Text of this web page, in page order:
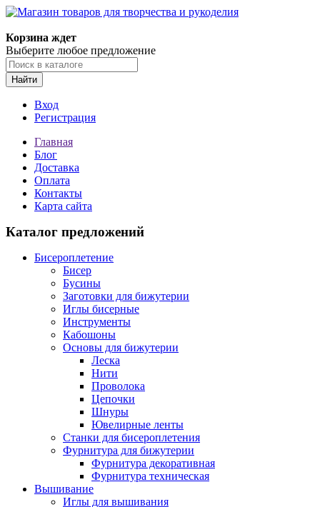
Корзина ждет
Выберите любое предложение
Найти
Вход
Регистрация
Главная
Блог
Доставка
Оплата
Контакты
Карта сайта
Каталог предложений
Бисероплетение
Бисер
Бусины
Заготовки для бижутерии
Иглы бисерные
Инструменты
Кабошоны
Основы для бижутерии
Леска
Нити
Проволока
Цепочки
Шнуры
Ювелирные ленты
Станки для бисероплетения
Фурнитура для бижутерии
Фурнитура декоративная
Фурнитура техническая
Вышивание
Иглы для вышивания